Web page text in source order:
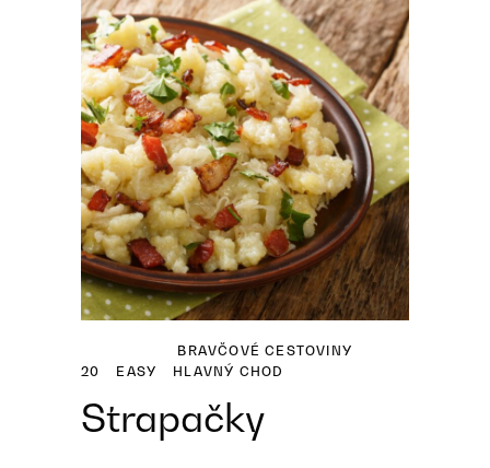
20 EASY
BRAVČOVÉCESTOVINY
HLAVNÝ CHOD
Strapačky